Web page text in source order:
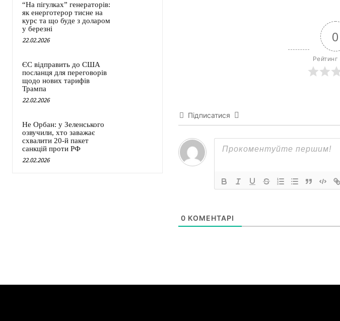
“На пігулках” генераторів:
як енерготерор тисне на
курс та що буде з доларом
у березні
22.02.2026
ЄС відправить до США
посланця для переговорів
щодо нових тарифів
Трампа
22.02.2026
Не Орбан: у Зеленського
озвучили, хто заважає
схвалити 20-й пакет
санкцій проти РФ
22.02.2026
0
Рейтинг
Підписатися
0 КОМЕНТАРІ